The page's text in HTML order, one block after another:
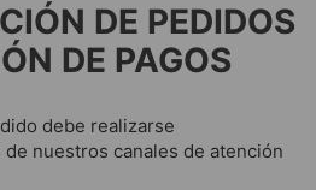
DE PEDIDOS
DE PAGOS
debe realizarse
nuestros canales de atención